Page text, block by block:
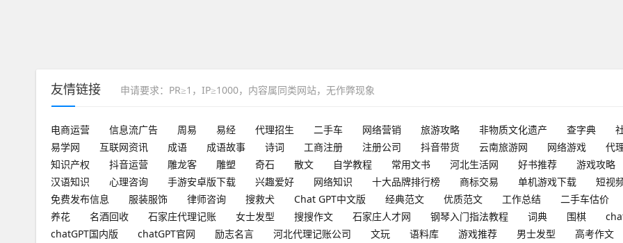
友情链接 申请要求：PR≥1，IP≥1000，内容属同类网站，无作弊现象
电商运营 信息流广告 周易 易经 代理招生 二手车 网络营销 旅游攻略 非物质文化遗产 查字典
易学网
互联网资讯 成语 成语故事 诗词 工商注册 注册公司 抖音带货 云南旅游网 网络游戏
代
知识产权
抖音运营 雕龙客 雕塑 奇石 散文 自学教程 常用文书 河北生活网 好书推荐
游戏攻略
汉语知识
心理咨询 手游安卓版下载 兴趣爱好 网络知识 十大品牌排行榜 商标交易 单机游戏下载
短视
免费发布信息
服装服饰 律师咨询 搜救犬 Chat GPT中文版 经典范文 优质范文 工作总结
二手车估价
养花
名酒回收 石家庄代理记账 女士发型 搜搜作文 石家庄人才网 钢琴入门指法教程 词典 围棋
chatGPT国内版
chatGPT官网 励志名言 河北代理记账公司 文玩 语料库 游戏推荐 男士发型 高考作文